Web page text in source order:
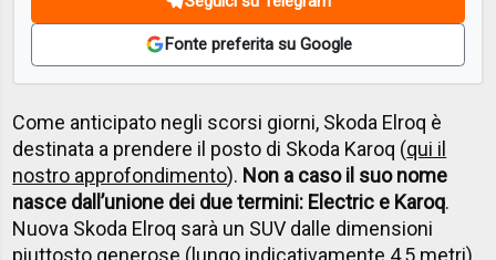
Fonte preferita su Google
Come anticipato negli scorsi giorni, Skoda Elroq è
destinata a prendere il posto di Skoda Karoq (qui il
nostro approfondimento). Non a caso il suo nome
nasce dall’unione dei due termini: Electric e Karoq.
Nuova Skoda Elroq sarà un SUV dalle dimensioni